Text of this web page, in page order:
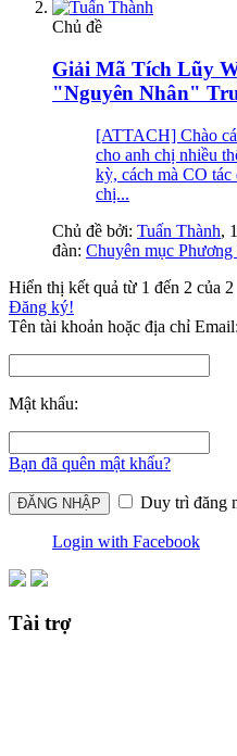
Chủ đề
Giải Mã Tích Lũy
"Nguyên Nhân"
[ATTACH] Chào
cho anh chị nhiều
kỳ, cách mà CO
chị...
Chủ đề bởi: Tuấn Thành,
đàn: Chuyên mục
Hiển thị kết quả từ 1 đến 2 của 2
Đăng ký!
Tên tài khoản hoặc địa chỉ Email:
Mật khẩu:
Bạn đã quên mật khẩu?
Duy trì đăng
Login with Facebook
Tài trợ